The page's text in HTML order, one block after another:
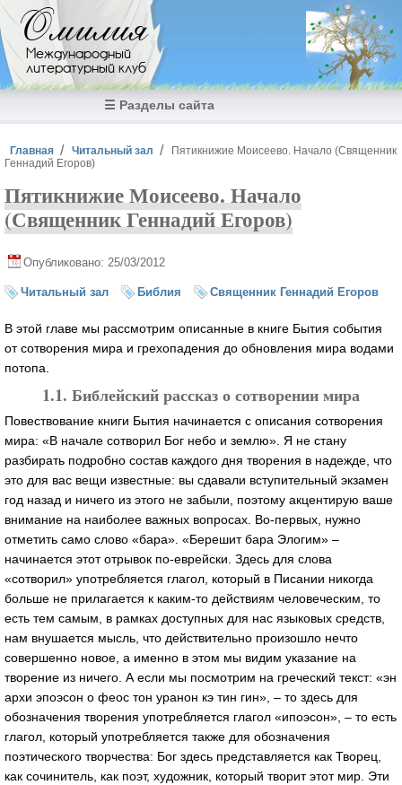
Перейти к основному содержанию
Омилия
Международный
литературный клуб
☰ Разделы сайта
Вы здесь
Главная Читальный зал
Пятикнижие Моисеево. Начало (Священник
Геннадий Егоров)
Пятикнижие Моисеево. Начало
(Священник Геннадий Егоров)
Опубликовано: 25/03/2012
Читальный зал Библия Священник Геннадий Егоров
В этой главе мы рассмотрим описанные в книге Бытия события
от сотворения мира и грехопадения до обновления мира водами
потопа.
1.1. Библейский рассказ о сотворении мира
Повествование книги Бытия начинается с описания сотворения
мира: «В начале сотворил Бог небо и землю». Я не стану
разбирать подробно состав каждого дня творения в надежде, что
это для вас вещи известные: вы сдавали вступительный экзамен
год назад и ничего из этого не забыли, поэтому акцентирую ваше
внимание на наиболее важных вопросах. Во-первых, нужно
отметить само слово «бара». «Берешит бара Элогим» –
начинается этот отрывок по-еврейски. Здесь для слова
«сотворил» употребляется глагол, который в Писании никогда
больше не прилагается к каким-то действиям человеческим, то
есть тем самым, в рамках доступных для нас языковых средств,
нам внушается мысль, что действительно произошло нечто
совершенно новое, а именно в этом мы видим указание на
творение из ничего. А если мы посмотрим на греческий текст: «эн
архи эпоэсон о феос тон уранон кэ тин гин», – то здесь для
обозначения творения употребляется глагол «ипоэсон», – то есть
глагол, который употребляется также для обозначения
поэтического творчества: Бог здесь представляется как Творец,
как сочинитель, как поэт, художник, который творит этот мир. Эти